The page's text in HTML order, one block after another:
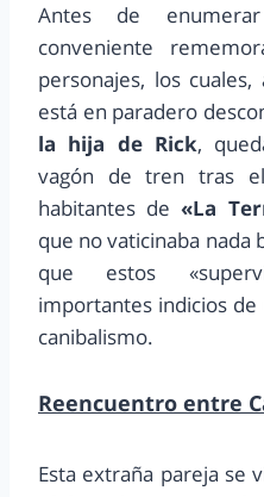
Antes de
conveniente
personajes, los
está en paradero
la hija de Rick,
vagón de tren tras
habitantes de «La
que no vaticinaba nada
que estos
importantes indicios de
canibalismo.
Reencuentro entre
Esta extraña pareja se